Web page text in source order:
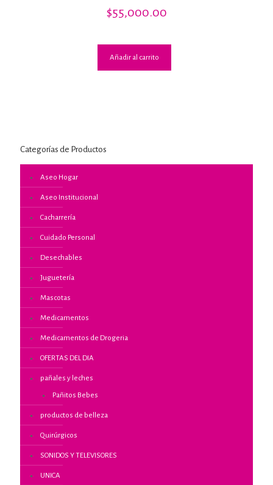
con
$55,000.00
Añadir al carrito
Categorías de Productos
Aseo Hogar
Aseo Institucional
Cacharrería
Cuidado Personal
Desechables
Juguetería
Mascotas
Medicamentos
Medicamentos de Drogeria
OFERTAS DEL DIA
pañales y leches
Pañitos Bebes
productos de belleza
Quirúrgicos
SONIDOS Y TELEVISORES
UNICA